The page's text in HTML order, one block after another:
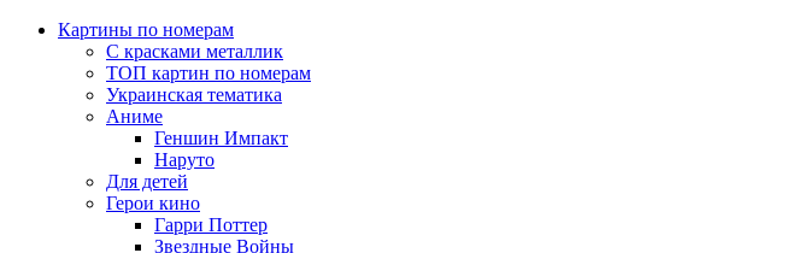
Картины по номерам
С красками металлик
ТОП картин по номерам
Украинская тематика
Аниме
Геншин Импакт
Наруто
Для детей
Герои кино
Гарри Поттер
Звездные Войны